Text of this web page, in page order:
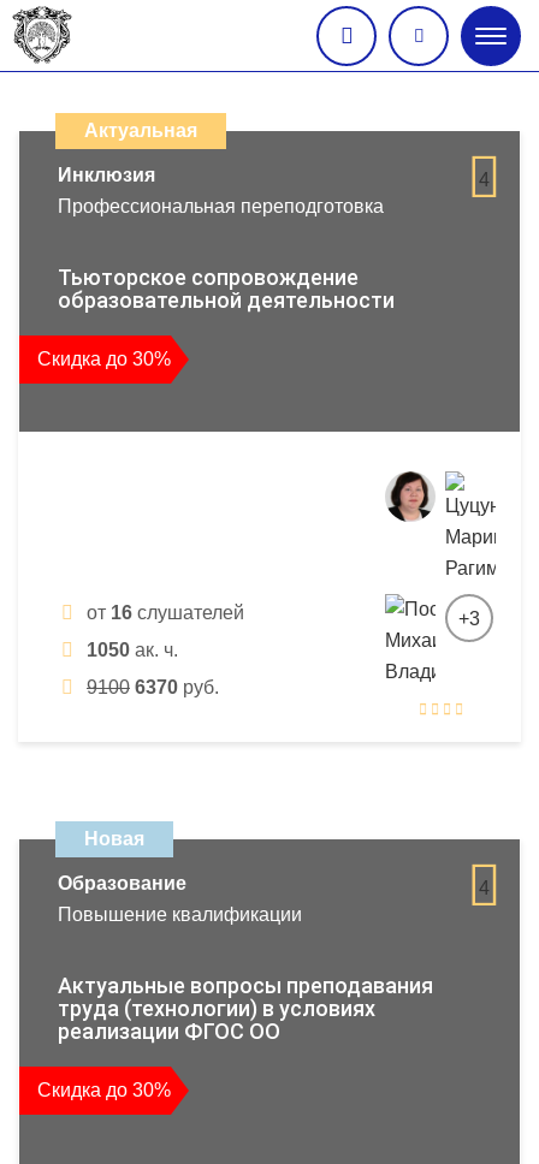
меню
дистанционных
образовательных
повышения
квалификации
и
профессиональной
Актуальная
4
Инклюзия
Профессиональная переподготовка
Тьюторское сопровождение
образовательной деятельности
Скидка до 30%
от 16 слушателей
1050 ак. ч.
9100 6370 руб.
+3
Новая
4
Образование
Повышение квалификации
Актуальные вопросы преподавания
труда (технологии) в условиях
реализации ФГОС ОО
Скидка до 30%